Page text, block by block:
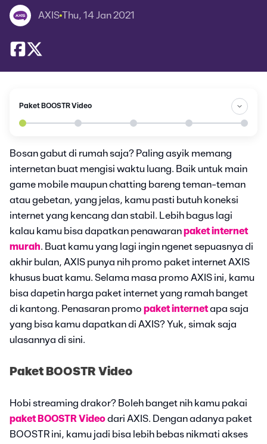
AXIS Thu, 14 Jan 2021
Paket BOOSTR Video
Bosan gabut di rumah saja? Paling asyik memang
internetan buat mengisi waktu luang. Baik untuk main
game mobile maupun chatting bareng teman-teman
atau gebetan, yang jelas, kamu pasti butuh koneksi
internet yang kencang dan stabil. Lebih bagus lagi
kalau kamu bisa dapatkan penawaranpaket internet
murah. Buat kamu yang lagi ingin ngenet sepuasnya di
akhir bulan, AXIS punya nih promo paket internet AXIS
khusus buat kamu. Selama masa promo AXIS ini, kamu
bisa dapetin harga paket internet yang ramah banget
di kantong. Penasaran promo paket internetapa saja
yang bisa kamu dapatkan di AXIS? Yuk, simak saja
ulasannya di sini.
Paket BOOSTR Video
Hobi streaming drakor? Boleh banget nih kamu pakai
paket BOOSTR Videodari AXIS. Dengan adanya paket
BOOSTR ini, kamu jadi bisa lebih bebas nikmati akses